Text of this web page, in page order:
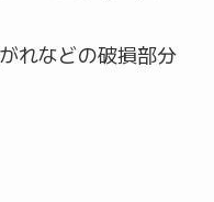
れなどの破損部分